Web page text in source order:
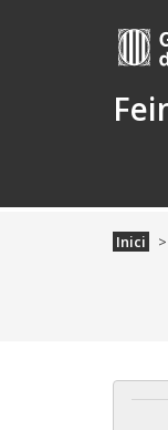
Inici